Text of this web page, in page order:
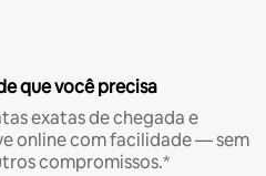
que você precisa
exatas de chegada e
online com facilidade — sem
compromissos.*